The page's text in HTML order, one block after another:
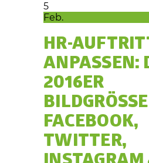
5
Feb.
HR-
ANPASSEN:
2016ER
ACEBOOK, T
WITTER, I